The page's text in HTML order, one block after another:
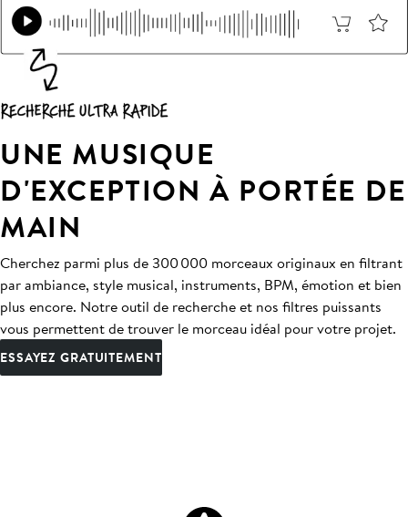
UNE MUSIQUE
D'EXCEPTION À PORTÉE DE
MAIN
Cherchez parmi plus de 300 000 morceaux originaux en filtrant
par ambiance, style musical, instruments, BPM, émotion et bien
plus encore. Notre outil de recherche et nos filtres puissants
vous permettent de trouver le morceau idéal pour votre projet.
ESSAYEZ GRATUITEMENT